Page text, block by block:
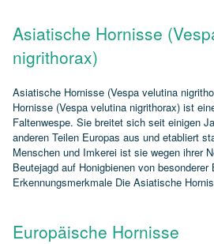
Asiatische Hornisse
nigrithorax)
Asiatische Hornisse (Vespa velutina
Hornisse (Vespa velutina nigrithorax) ist
Faltenwespe. Sie breitet sich seit einigen
anderen Teilen Europas aus und etabliert
Menschen und Imkerei ist sie wegen ihrer
Beutejagd auf Honigbienen von besonderer
Erkennungsmerkmale Die Asiatische
Europäische Hornisse